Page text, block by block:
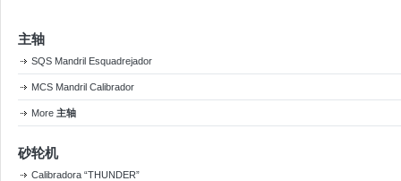
主轴
SQS Mandril Esquadrejador
MCS Mandril Calibrador
More 主轴
砂轮机
Calibradora “THUNDER”